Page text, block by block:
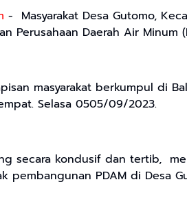
- Masyarakat Desa Gutomo,
Perusahaan Daerah Air Minum
masyarakat berkumpul di
Selasa 0505/09/2023.
secara kondusif dan tertib,
pembangunan PDAM di Desa